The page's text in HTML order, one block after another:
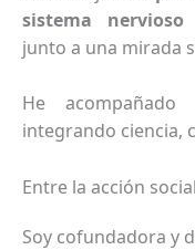
sistema
junto a una mirada
He
integrando ciencia,
Entre la acción
Soy cofundadora y